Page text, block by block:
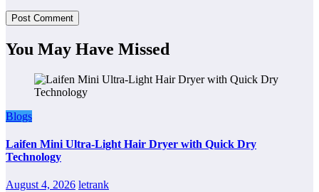
You May Have Missed
Blogs
Laifen Mini Ultra-Light Hair Dryer with Quick Dry
Technology
August 4, 2026 letrank